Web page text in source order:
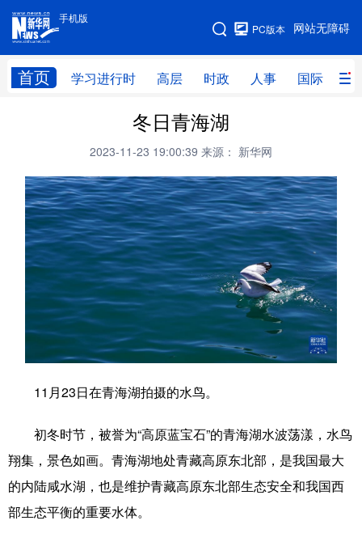
手机版
网站无障碍
PC版本
首页 学习进行时 高层 时政 人事 国际 财
手机版
网站地图
高层 时政
财经 网评
台湾 思客智库 全球连线 教育
科技 科创 量子 体育
书画 健康 军事
访谈 视频 图片 政务
中央文件 金融 汽车
食品 数字经济
学术中国 乡村振兴
城市 旅游 能源 会展
彩票 娱乐 时尚 悦读
公益 一带一路 亚太网 上市公司
冬日青海湖
2023-11-23 19:00:39 来源： 新华网
11月23日在青海湖拍摄的水鸟。
初冬时节，被誉为“高原蓝宝石”的青海湖水波荡漾，水鸟
翔集，景色如画。青海湖地处青藏高原东北部，是我国最大
的内陆咸水湖，也是维护青藏高原东北部生态安全和我国西
部生态平衡的重要水体。